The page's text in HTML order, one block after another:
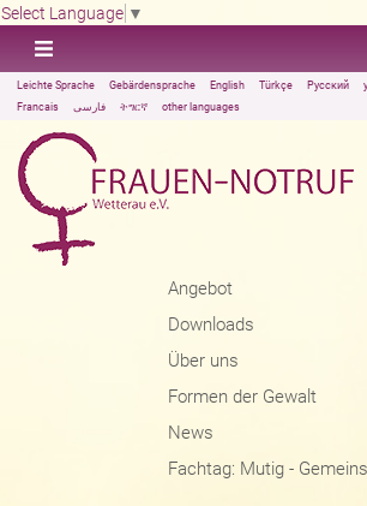
Select Language ▼
Leichte Sprache Gebärdensprache English Türkçe Русский
Francais
فارسی ትግርኛ other languages
Angebot
Downloads
Über uns
Formen der Gewalt
News
Fachtag: Mutig -